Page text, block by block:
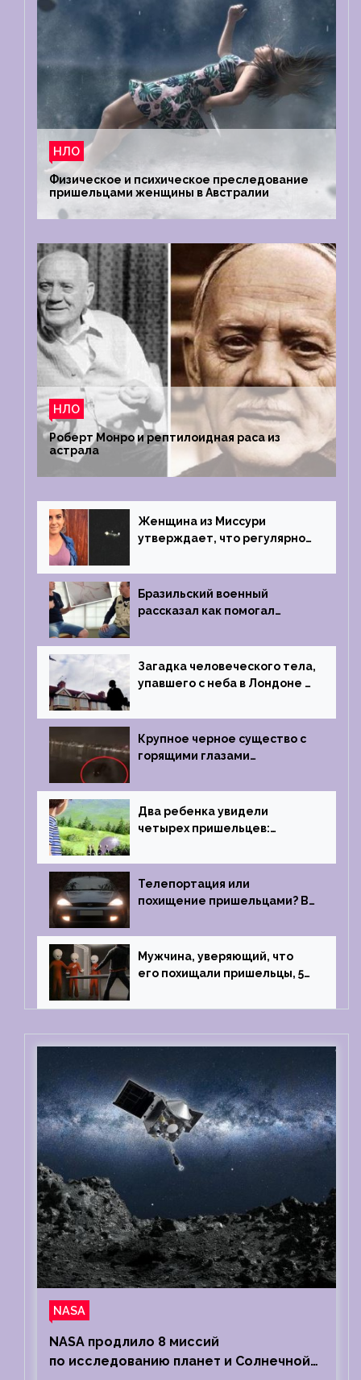
НЛО
Физическое и психическое преследование
пришельцами женщины в Австралии
НЛО
Роберт Монро и рептилоидная раса из
астрала
Женщина из Миссури
утверждает, что регулярно
инопланетянами
Бразильский военный
рассказал как помогал
1996 году
Загадка человеческого тела,
упавшего с неба в Лондоне в
Крупное черное существо с
горящими глазами
Два ребенка увидели
четырех пришельцев:
1967 году
Телепортация или
похищение пришельцами? В
случай произошел с семьей
из Аргентины
Мужчина, уверяющий, что
его похищали пришельцы, 5
тест на детекторе лжи
NASA
NASA продлило 8 миссий
по исследованию планет и Солнечной